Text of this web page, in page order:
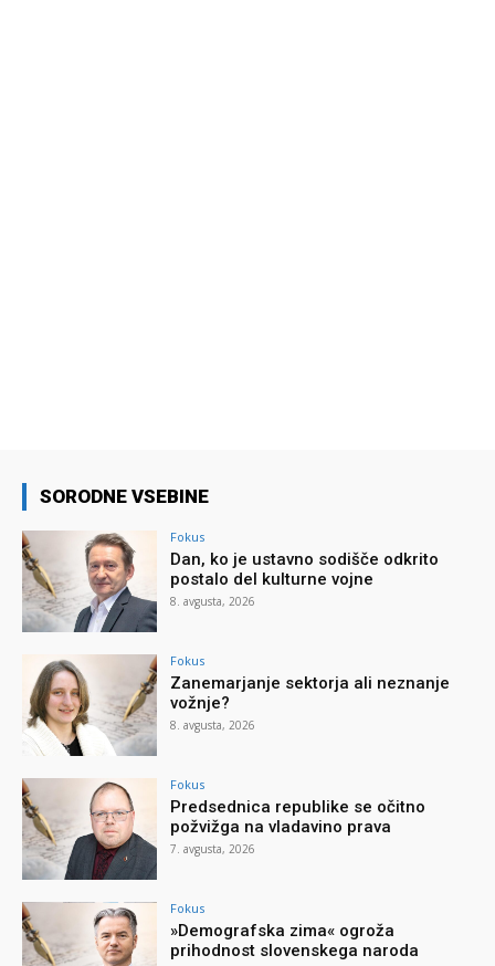
SORODNE VSEBINE
Fokus
Dan, ko je ustavno sodišče odkrito
postalo del kulturne vojne
8. avgusta, 2026
Fokus
Zanemarjanje sektorja ali neznanje
vožnje?
8. avgusta, 2026
Fokus
Predsednica republike se očitno
požvižga na vladavino prava
7. avgusta, 2026
Fokus
»Demografska zima« ogroža
prihodnost slovenskega naroda